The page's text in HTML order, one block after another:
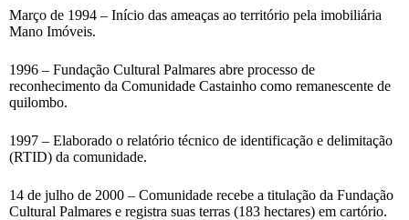
Março de 1994 – Início das ameaças ao território pela imobiliária
Mano Imóveis.
1996 – Fundação Cultural Palmares abre processo de
reconhecimento da Comunidade Castainho como remanescente de
quilombo.
1997 – Elaborado o relatório técnico de identificação e delimitação
(RTID) da comunidade.
14 de julho de 2000 – Comunidade recebe a titulação da Fundação
Cultural Palmares e registra suas terras (183 hectares) em cartório.